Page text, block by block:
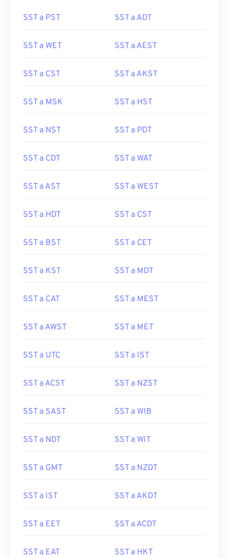
SST a PST SST a ADT
SST a WET SST a AEST
SST a CST SST a AKST
SST a MSK SST a HST
SST a NST SST a PDT
SST a CDT SST a WAT
SST a AST SST a WEST
SST a HDT SST a CST
SST a BST SST a CET
SST a KST SST a MDT
SST a CAT SST a MEST
SST a AWST SST a MET
SST a UTC SST a IST
SST a ACST SST a NZST
SST a SAST SST a WIB
SST a NDT SST a WIT
SST a GMT SST a NZDT
SST a IST SST a AKDT
SST a EET SST a ACDT
SST a EAT SST a HKT